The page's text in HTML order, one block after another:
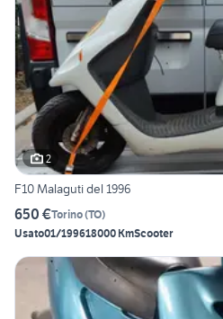
2
F10 Malaguti del 1996
650 €Torino(TO)
Usato01/199618000 KmScooter